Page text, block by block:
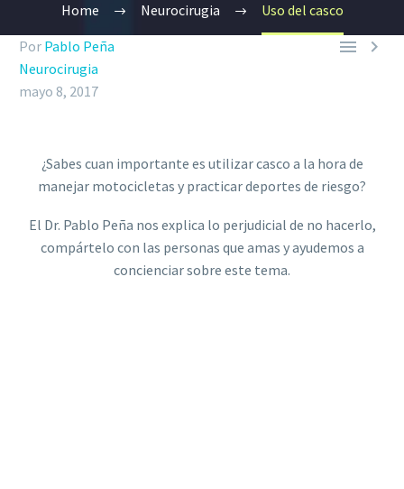
Home Neurocirugia Uso del casco
 
Por Pablo Peña
Neurocirugia
mayo 8, 2017
¿Sabes cuan importante es utilizar casco a la hora de
manejar motocicletas y practicar deportes de riesgo?
El Dr. Pablo Peña nos explica lo perjudicial de no hacerlo,
compártelo con las personas que amas y ayudemos a
concienciar sobre este tema.